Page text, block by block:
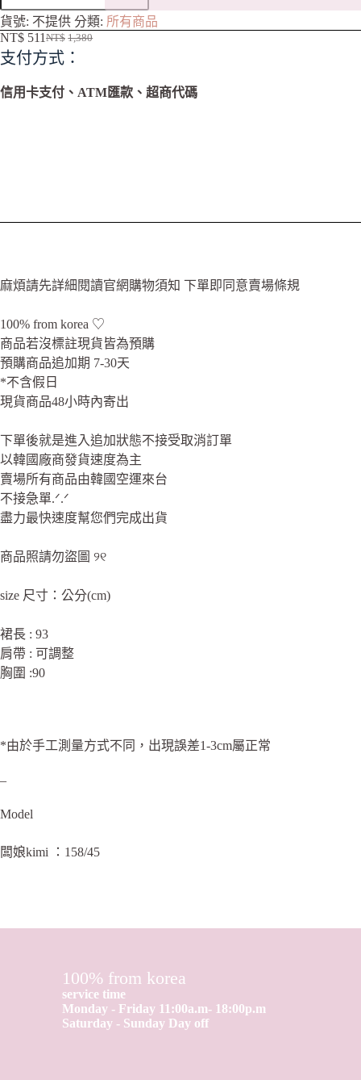
A
l
e
n
貨號: 不提供 分類: 所有商品
NT$ 1,380
NT$ 511
支付方式：
信用卡支付、ATM匯款、超商代碼
麻煩請先詳細閱讀官網購物須知 下單即同意賣場條規
100% from korea ♡
商品若沒標註現貨皆為預購
預購商品追加期 7-30天
*不含假日
現貨商品48小時內寄出
下單後就是進入追加狀態不接受取消訂單
以韓國廠商發貨速度為主
賣場所有商品由韓國空運來台
不接急單.ᐟ.ᐟ
盡力最快速度幫您們完成出貨
商品照請勿盜圖 ୨୧
size 尺寸：公分(cm)
裙長 : 93
肩帶 : 可調整
胸圍 :90
*由於手工測量方式不同，出現誤差1-3cm屬正常
–
Model
闆娘kimi ：158/45
100% from korea
service time
Monday - Friday 11:00a.m- 18:00p.m
Saturday - Sunday Day off